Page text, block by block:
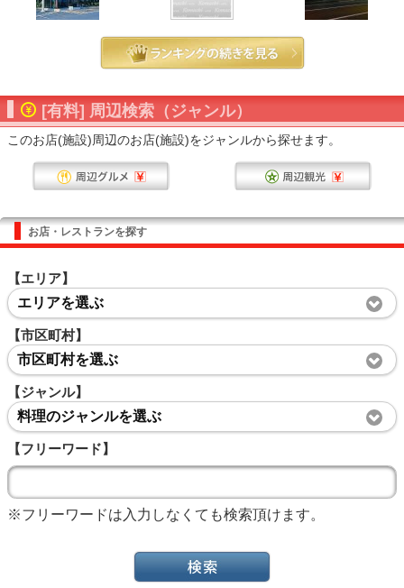
[有料] 周辺検索（ジャンル）
このお店(施設)周辺のお店(施設)をジャンルから探せます。
お店・レストランを探す
【エリア】
エリアを選ぶ
【市区町村】
市区町村を選ぶ
【ジャンル】
料理のジャンルを選ぶ
【フリーワード】
※フリーワードは入力しなくても検索頂けます。